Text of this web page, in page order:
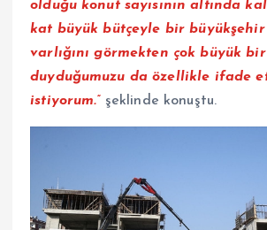
olduğu konut sayısının altında
kat büyük bütçeyle bir
varlığını görmekten çok büyük
duyduğumuzu da özellikle ifade
istiyorum.”şeklinde konuştu.